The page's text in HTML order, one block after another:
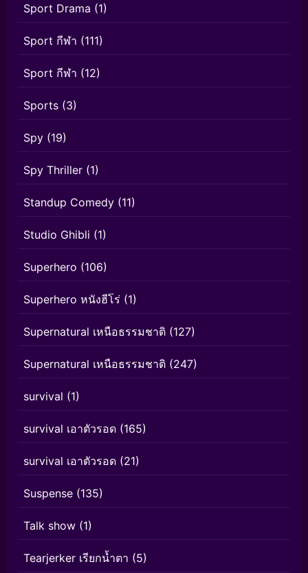
Sport Drama (1)
Sport กีฬา (111)
Sport กีฬา (12)
Sports (3)
Spy (19)
Spy Thriller (1)
Standup Comedy (11)
Studio Ghibli (1)
Superhero (106)
Superhero หนังฮีโร่ (1)
Supernatural เหนือธรรมชาติ (127)
Supernatural เหนือธรรมชาติ (247)
survival (1)
survival เอาตัวรอด (165)
survival เอาตัวรอด (21)
Suspense (135)
Talk show (1)
Tearjerker เรียกน้ำตา (5)